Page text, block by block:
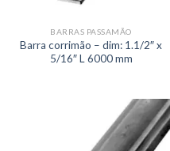
BARRAS PASSAMÃO
Barra corrimão – dim: 1.1/2″ x
5/16″ L 6000 mm